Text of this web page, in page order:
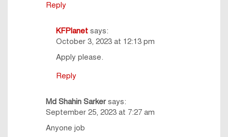
Reply
KFPlanet says:
October 3, 2023 at 12:13 pm
Apply please.
Reply
Md Shahin Sarker says:
September 25, 2023 at 7:27 am
Anyone job